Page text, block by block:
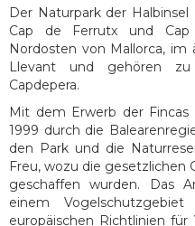
Der Naturpark der
Cap de Ferrutx und
Nordosten von Mallorca, im
Llevant und gehören
Capdepera.
Mit dem Erwerb der
1999 durch die
den Park und die
Freu, wozu die gesetzlichen
geschaffen wurden. Das
einem
europäischen Richtlinien